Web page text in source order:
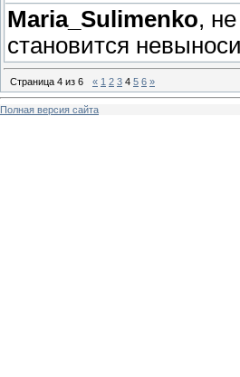
Maria_Sulimenko,
становится
Страница 4 из 6 « 1 2 3 4 5 6 »
Полная версия сайта